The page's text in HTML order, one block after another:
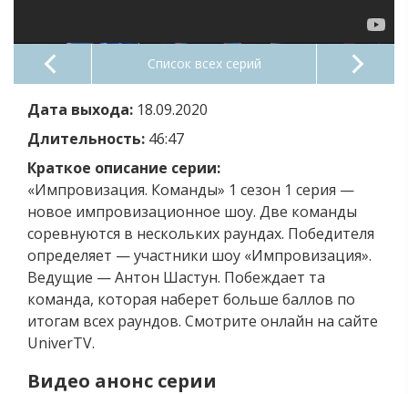
Список всех серий
Дата выхода: 18.09.2020
Длительность: 46:47
Краткое описание серии:
«Импровизация. Команды» 1 сезон 1 серия —
новое импровизационное шоу. Две команды
соревнуются в нескольких раундах. Победителя
определяет — участники шоу «Импровизация».
Ведущие — Антон Шастун. Побеждает та
команда, которая наберет больше баллов по
итогам всех раундов. Смотрите онлайн на сайте
UniverTV.
Видео анонс серии